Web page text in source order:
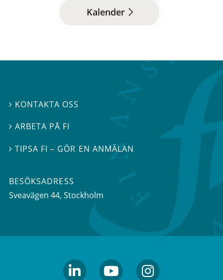
Kalender
 KONTAKTA OSS
ARBETA PÅ FI
TIPSA FI – GÖR EN ANMÄLAN
BESÖKSADRESS
Sveavägen 44, Stockholm